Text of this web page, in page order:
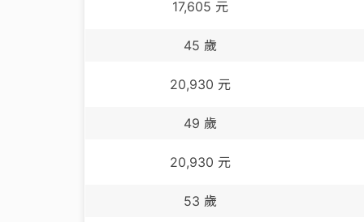
17,605 元
45 歲
20,930 元
49 歲
20,930 元
53 歲